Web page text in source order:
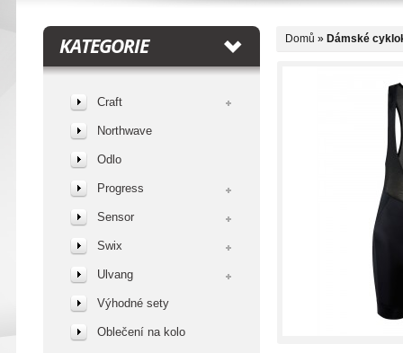
KATEGORIE
Craft
Northwave
Odlo
Progress
Sensor
Swix
Ulvang
Výhodné sety
Oblečení na kolo
Domů » Dámské